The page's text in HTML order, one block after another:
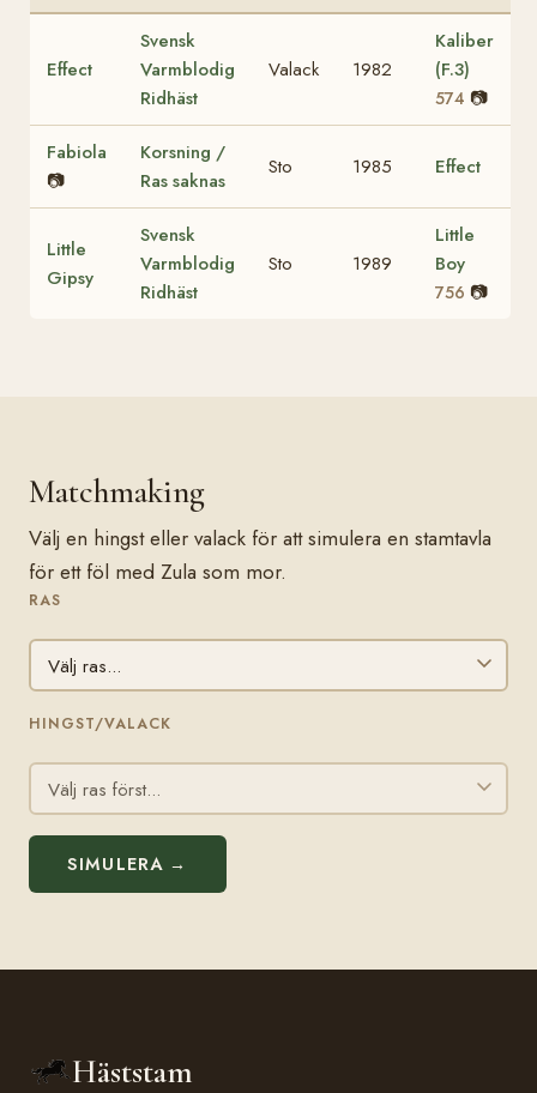
Effect
Svensk
Varmblodig
Ridhäst
Valack 1982
Kaliber
(F.3)
574 📷
Fabiola
📷
Korsning /
Ras saknas
Sto 1985 Effect
Little
Gipsy
Svensk
Varmblodig
Ridhäst
Sto 1989
Little
Boy
756 📷
Matchmaking
Välj en hingst eller valack för att simulera en stamtavla
för ett föl med Zula som mor.
RAS
HINGST/VALACK
SIMULERA →
Häststam